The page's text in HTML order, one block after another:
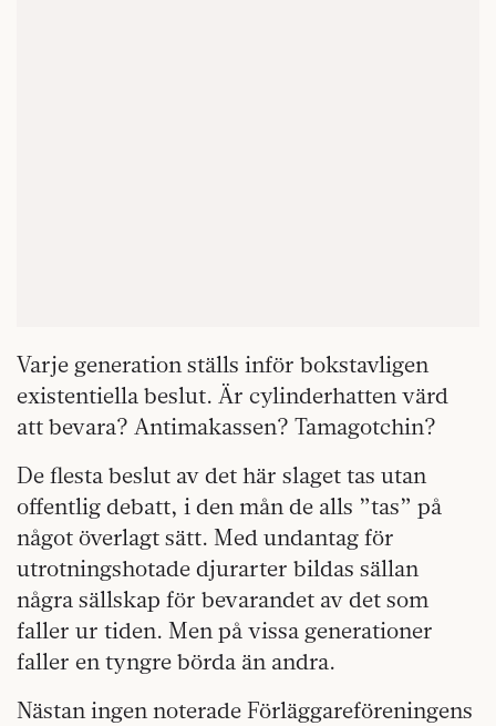
Varje generation ställs inför bokstavligen
existentiella beslut. Är cylinderhatten värd
att bevara? Antimakassen? Tamagotchin?
De flesta beslut av det här slaget tas utan
offentlig debatt, i den mån de alls ”tas” på
något överlagt sätt. Med undantag för
utrotningshotade djurarter bildas sällan
några sällskap för bevarandet av det som
faller ur tiden. Men på vissa generationer
faller en tyngre börda än andra.
Nästan ingen noterade Förläggareföreningens